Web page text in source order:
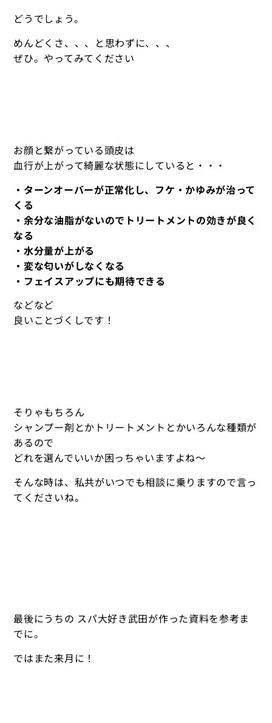
どうでしょう。
めんどくさ、、、と思わずに、、、
ぜひ。やってみてください
お顔と繋がっている頭皮は
血行が上がって綺麗な状態にしていると・・・
・ターンオーバーが正常化し、フケ・かゆみが治って
くる
・余分な油脂がないのでトリートメントの効きが良く
なる
・水分量が上がる
・変な匂いがしなくなる
・フェイスアップにも期待できる
などなど
良いことづくしです！
そりゃもちろん
シャンプー剤とかトリートメントとかいろんな種類が
あるので
どれを選んでいいか困っちゃいますよね〜
そんな時は、私共がいつでも相談に乗りますので言っ
てくださいね。
最後にうちの スパ大好き武田が作った資料を参考ま
でに。
ではまた来月に！